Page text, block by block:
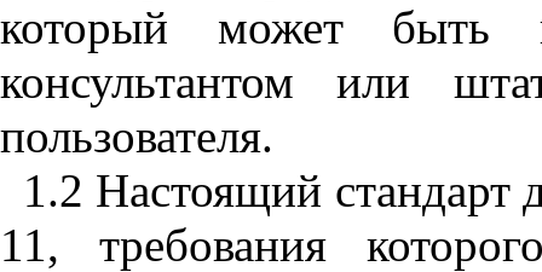
который может быть
консультантом или
пользователя.
1.2 Настоящий
11, требования